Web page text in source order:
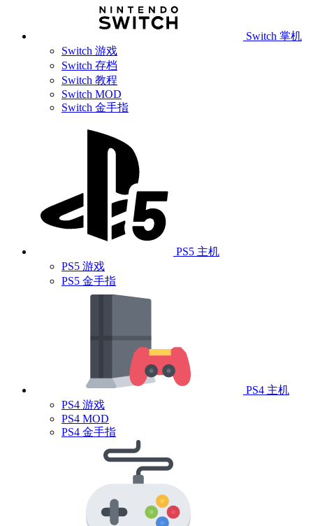
Switch 掌机
Switch 游戏
Switch 存档
Switch 教程
Switch MOD
Switch 金手指
PS5 主机
PS5 游戏
PS5 金手指
PS4 主机
PS4 游戏
PS4 MOD
PS4 金手指